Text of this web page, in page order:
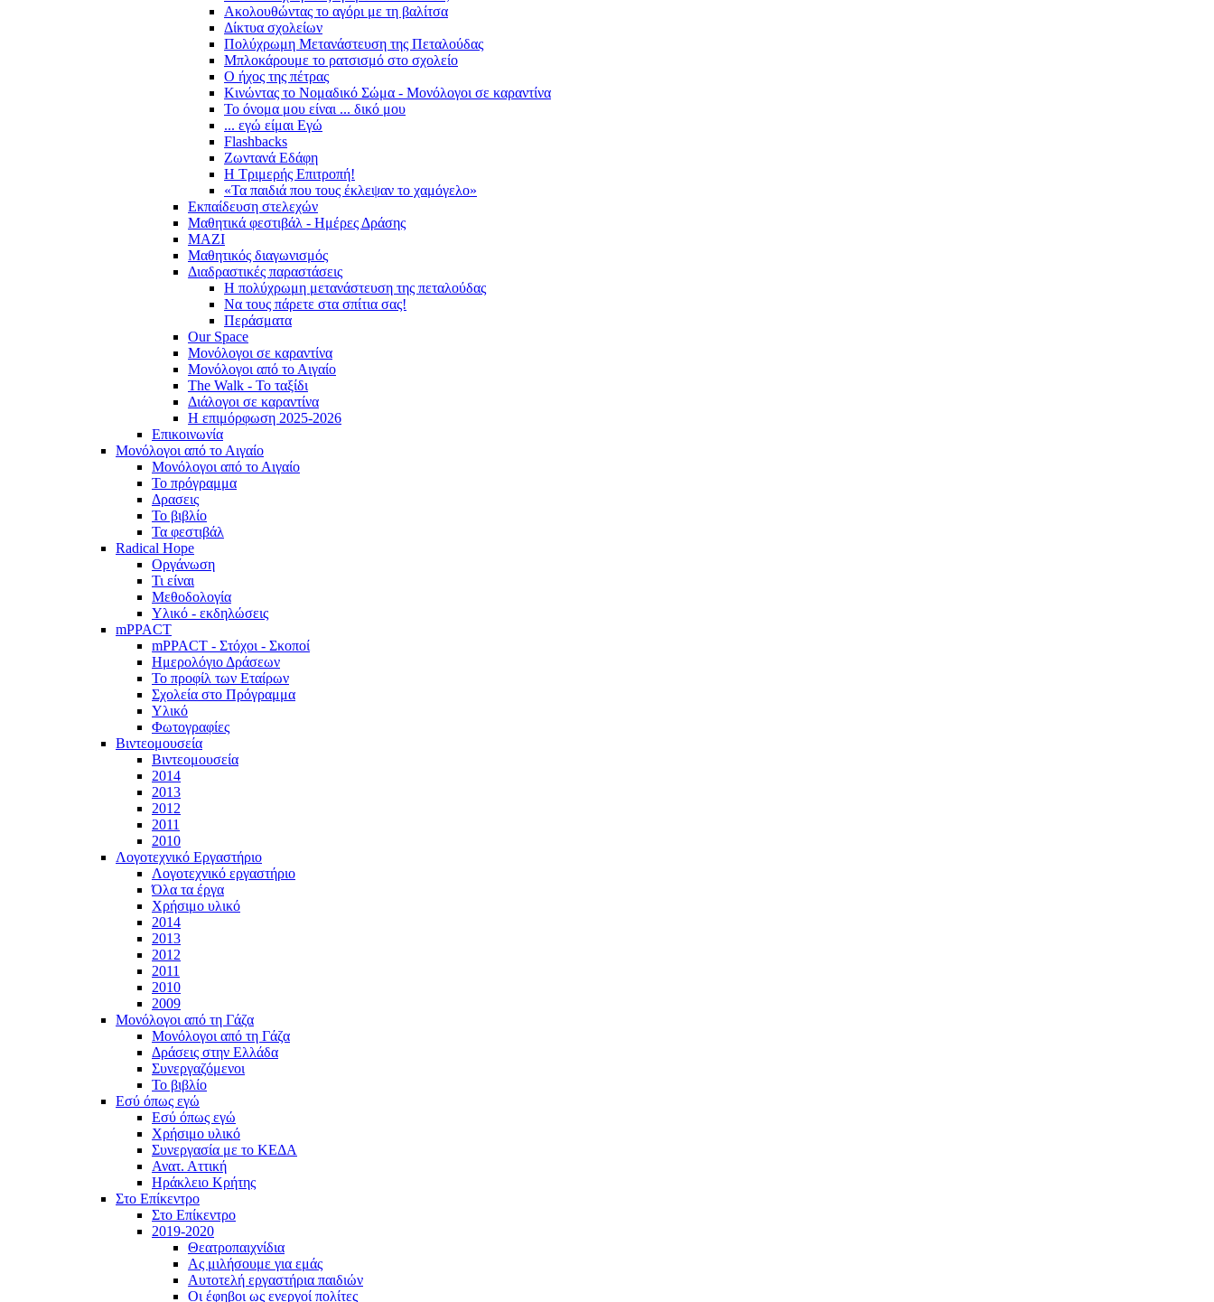
Ακολουθώντας το αγόρι με τη βαλίτσα
Δίκτυα σχολείων
Πολύχρωμη Μετανάστευση της Πεταλούδας
Μπλοκάρουμε το ρατσισμό στο σχολείο
Ο ήχος της πέτρας
Κινώντας το Νομαδικό Σώμα - Μονόλογοι σε καραντίνα
Το όνομα μου είναι ... δικό μου
... εγώ είμαι Εγώ
Flashbacks
Ζωντανά Εδάφη
Η Τριμερής Επιτροπή!
«Τα παιδιά που τους έκλεψαν το χαμόγελο»
Εκπαίδευση στελεχών
Μαθητικά φεστιβάλ - Ημέρες Δράσης
ΜΑΖΙ
Μαθητικός διαγωνισμός
Διαδραστικές παραστάσεις
Η πολύχρωμη μετανάστευση της πεταλούδας
Να τους πάρετε στα σπίτια σας!
Περάσματα
Our Space
Μονόλογοι σε καραντίνα
Μονόλογοι από το Αιγαίο
The Walk - Το ταξίδι
Διάλογοι σε καραντίνα
Η επιμόρφωση 2025-2026
Επικοινωνία
Μονόλογοι από το Αιγαίο
Μονόλογοι από το Αιγαίο
Το πρόγραμμα
Δρασεις
Το βιβλίο
Τα φεστιβάλ
Radical Hope
Οργάνωση
Τι είναι
Μεθοδολογία
Υλικό - εκδηλώσεις
mPPACT
mPPACT - Στόχοι - Σκοποί
Ημερολόγιο Δράσεων
Το προφίλ των Εταίρων
Σχολεία στο Πρόγραμμα
Υλικό
Φωτογραφίες
Βιντεομουσεία
Βιντεομουσεία
2014
2013
2012
2011
2010
Λογοτεχνικό Εργαστήριο
Λογοτεχνικό εργαστήριο
Όλα τα έργα
Χρήσιμο υλικό
2014
2013
2012
2011
2010
2009
Μονόλογοι από τη Γάζα
Μονόλογοι από τη Γάζα
Δράσεις στην Ελλάδα
Συνεργαζόμενοι
To βιβλίο
Εσύ όπως εγώ
Εσύ όπως εγώ
Χρήσιμο υλικό
Συνεργασία με το ΚΕΔΑ
Ανατ. Αττική
Ηράκλειο Κρήτης
Στο Επίκεντρο
Στο Επίκεντρο
2019-2020
Θεατροπαιχνίδια
Ας μιλήσουμε για εμάς
Αυτοτελή εργαστήρια παιδιών
Οι έφηβοι ως ενεργοί πολίτες